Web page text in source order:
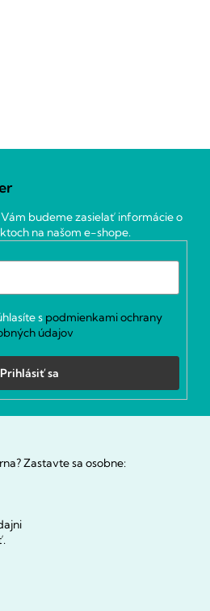
budeme zasielať informácie o
na našom e-shope.
s podmienkami ochrany
údajov
Prihlásiť sa
Zastavte sa osobne: